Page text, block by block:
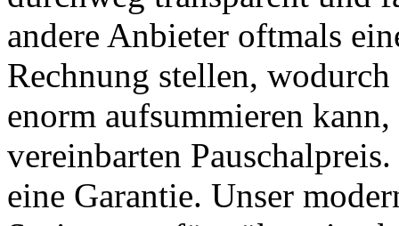
andere Anbieter oftmals
Rechnung stellen,
enorm aufsummieren
vereinbarten
eine Garantie. Unser